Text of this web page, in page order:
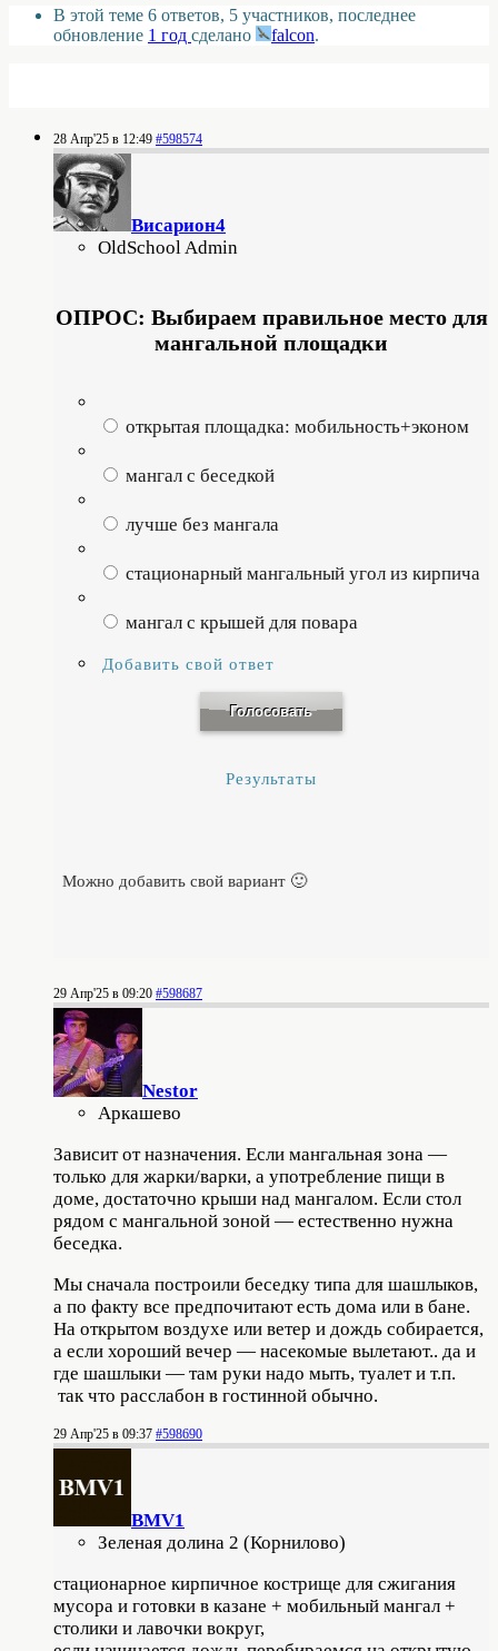
В этой теме 6 ответов, 5 участников, последнее
обновление 1 год сделано falcon.
28 Апр'25 в 12:49 #598574
Висариoн4
OldSchool Admin
ОПРОС: Выбираем правильное место для
мангальной площадки
открытая площадка: мобильность+эконом
мангал с беседкой
лучше без мангала
стационарный мангальный угол из кирпича
мангал с крышей для повара
Добавить свой ответ
Результаты
Можно добавить свой вариант 🙂
29 Апр'25 в 09:20 #598687
Nestor
Аркашево
Зависит от назначения. Если мангальная зона —
только для жарки/варки, а употребление пищи в
доме, достаточно крыши над мангалом. Если стол
рядом с мангальной зоной — естественно нужна
беседка.
Мы сначала построили беседку типа для шашлыков,
а по факту все предпочитают есть дома или в бане.
На открытом воздухе или ветер и дождь собирается,
а если хороший вечер — насекомые вылетают.. да и
где шашлыки — там руки надо мыть, туалет и т.п.
так что расслабон в гостинной обычно.
29 Апр'25 в 09:37 #598690
BMV1
Зеленая долина 2 (Корнилово)
стационарное кирпичное кострище для сжигания
мусора и готовки в казане + мобильный мангал +
столики и лавочки вокруг,